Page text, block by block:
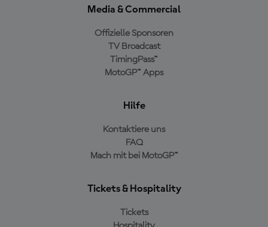
Media & Commercial
Offizielle Sponsoren
TV Broadcast
TimingPass™
MotoGP™ Apps
Hilfe
Kontaktiere uns
FAQ
Mach mit bei MotoGP™
Tickets & Hospitality
Tickets